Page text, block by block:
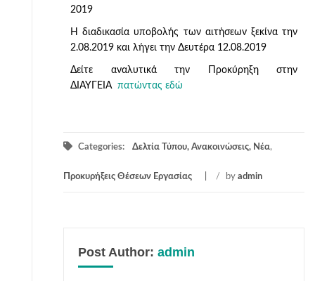
2019
Η διαδικασία υποβολής των αιτήσεων ξεκίνα την
2.08.2019 και λήγει την Δευτέρα 12.08.2019
Δείτε αναλυτικά την Προκύρηξη στην
ΔΙΑΥΓΕΙΑ πατώντας εδώ
Categories: Δελτία Τύπου, Ανακοινώσεις, Νέα,
Προκυρήξεις Θέσεων Εργασίας / by admin
Post Author: admin